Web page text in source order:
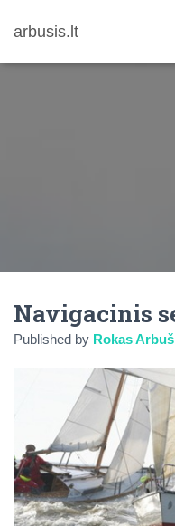
arbusis.lt
Navigacinis
Published by Rokas